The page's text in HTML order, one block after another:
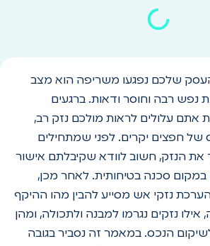
שלכם נפגעו משריפה הוא מצב
נפש רבה וחוסר ודאות. ברגעים
אתם עלולים לראות מולכם נזק רב,
של חפצים יקרים. לפני שמתחילים
את הנזק, חשוב לוודא שקיבלתם אישור
במקום סכנה בטיחותית. לאחר מכן,
נזקי אש מסייע להבין מהו ההיקף
נזקים נגרמו למבנה ולתכולה, ומהן
הנכס. במאמר זה נסביר בגובה